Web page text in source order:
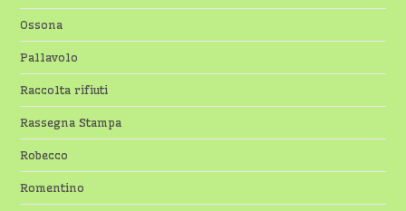
Ossona
Pallavolo
Raccolta rifiuti
Rassegna Stampa
Robecco
Romentino